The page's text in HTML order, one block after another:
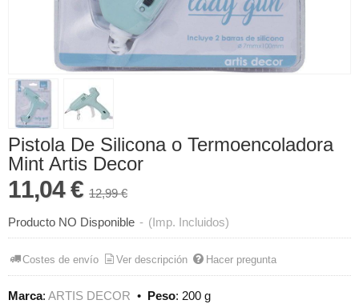
Pistola De Silicona o Termoencoladora
Mint Artis Decor
11,04 € 12,99 €
Producto NO Disponible - (Imp. Incluidos)
Costes de envío Ver descripción Hacer pregunta
Marca: ARTIS DECOR • Peso: 200 g